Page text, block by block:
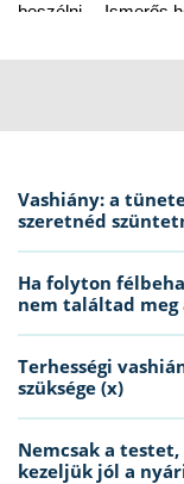
beszélni… Ismerős
Vashiány: a
szeretnéd
Ha folyton
nem találtad meg
Terhességi
szüksége (x)
Nemcsak a
kezeljük jól a